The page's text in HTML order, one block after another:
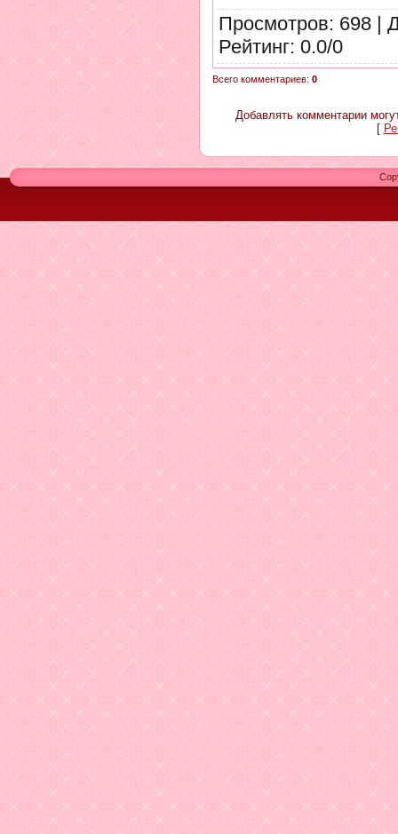
Просмотров: 698 |
Рейтинг: 0.0/0
Всего комментариев: 0
Добавлять комментарии
[